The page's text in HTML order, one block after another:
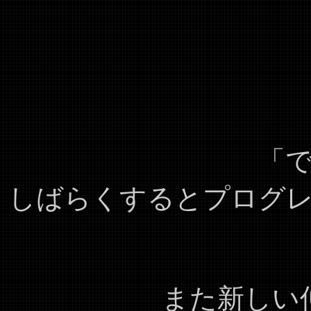
「
しばらくするとプログ
また新しい